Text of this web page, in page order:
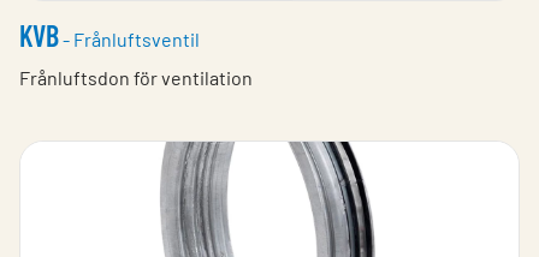
KVB- Frånluftsventil
Frånluftsdon för ventilation